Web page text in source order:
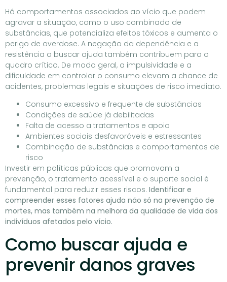
Há comportamentos associados ao vício que podem
agravar a situação, como o uso combinado de
substâncias, que potencializa efeitos tóxicos e aumenta o
perigo de overdose. A negação da dependência e a
resistência a buscar ajuda também contribuem para o
quadro crítico. De modo geral, a impulsividade e a
dificuldade em controlar o consumo elevam a chance de
acidentes, problemas legais e situações de risco imediato.
Consumo excessivo e frequente de substâncias
Condições de saúde já debilitadas
Falta de acesso a tratamentos e apoio
Ambientes sociais desfavoráveis e estressantes
Combinação de substâncias e comportamentos de
risco
Investir em políticas públicas que promovam a
prevenção, o tratamento acessível e o suporte social é
fundamental para reduzir esses riscos. Identificar e
compreender esses fatores ajuda não só na prevenção de
mortes, mas também na melhora da qualidade de vida dos
indivíduos afetados pelo vício.
Como buscar ajuda e
prevenir danos graves